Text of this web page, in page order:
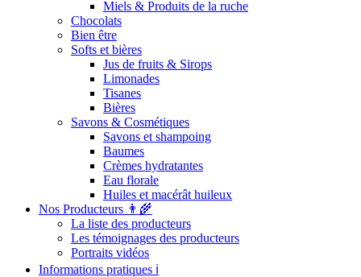
Miels & Produits de la ruche
Chocolats
Bien être
Softs et bières
Jus de fruits & Sirops
Limonades
Tisanes
Bières
Savons & Cosmétiques
Savons et shampoing
Baumes
Crèmes hydratantes
Eau florale
Huiles et macérât huileux
Nos Producteurs 👨‍🌾
La liste des producteurs
Les témoignages des producteurs
Portraits vidéos
Informations pratiques ℹ️